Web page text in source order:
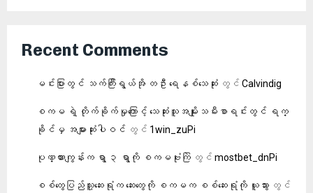
Recent Comments
မင်းပြားတွင် သက်ကြီးရွယ်အို တဦး ရေနစ်သေဆုံး တွင် Calvindig
စကမ ရဲ့ တိုက်ခိုက်မှုကြောင့် သေဆုံးသူအမျိုးသမီးစာရင်းတွင် ရက္
ခိုင်မှ အများဆုံးပါဝင် တွင် 1win_zuPi
ပုဏ္ဏားကျွန်းက ရွာ ၃ ရွာကို စကမဗုံးကြဲ တွင် mostbet_dnPi
စစ်တွေပြည်သူ့ဆေးရုံက‌ ဆေးတွေကို စကမက စစ်ဆေးရုံကို ယူသွား တွင်